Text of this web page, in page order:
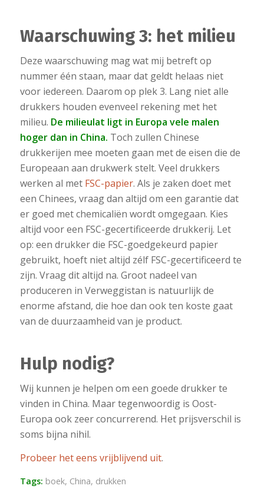
Waarschuwing 3: het milieu
Deze waarschuwing mag wat mij betreft op
nummer één staan, maar dat geldt helaas niet
voor iedereen. Daarom op plek 3. Lang niet alle
drukkers houden evenveel rekening met het
milieu. De milieulat ligt in Europa vele malen
hoger dan in China. Toch zullen Chinese
drukkerijen mee moeten gaan met de eisen die de
Europeaan aan drukwerk stelt. Veel drukkers
werken al met FSC-papier. Als je zaken doet met
een Chinees, vraag dan altijd om een garantie dat
er goed met chemicaliën wordt omgegaan. Kies
altijd voor een FSC-gecertificeerde drukkerij. Let
op: een drukker die FSC-goedgekeurd papier
gebruikt, hoeft niet altijd zélf FSC-gecertificeerd te
zijn. Vraag dit altijd na. Groot nadeel van
produceren in Verweggistan is natuurlijk de
enorme afstand, die hoe dan ook ten koste gaat
van de duurzaamheid van je product.
Hulp nodig?
Wij kunnen je helpen om een goede drukker te
vinden in China. Maar tegenwoordig is Oost-
Europa ook zeer concurrerend. Het prijsverschil is
soms bijna nihil.
Probeer het eens vrijblijvend uit.
Tags: boek, China, drukken